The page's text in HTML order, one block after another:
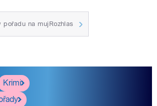
pořadu na mujRozhlas
Krimi